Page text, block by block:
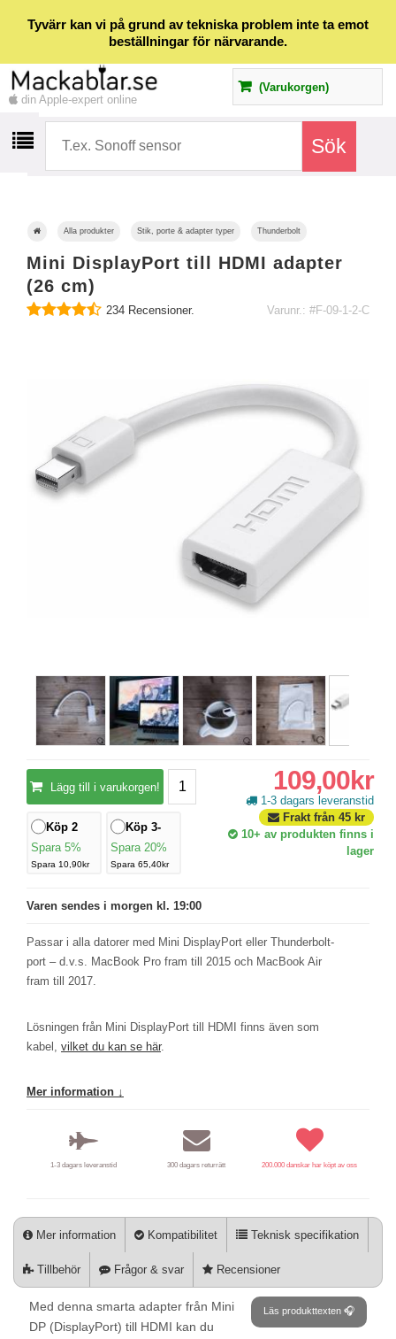
Tyvärr kan vi på grund av tekniska problem inte ta emot
beställningar för närvarande.
din Apple-expert online
(Varukorgen)
Alla produkter Stik, porte & adapter typer Thunderbolt
Mini DisplayPort till HDMI adapter
(26 cm)
234 Recensioner. Varunr.: #F-09-1-2-C
Lägg till i varukorgen!
Köp 2
Spara 5%
Spara 10,90kr
Köp 3-
Spara 20%
Spara 65,40kr
109,00kr
1-3 dagars leveranstid
Frakt från 45kr
10+ av produkten finns i
lager
Varen sendes i morgen kl. 19:00
Passar i alla datorer med Mini DisplayPort eller Thunderbolt-
port – d.v.s. MacBook Pro fram till 2015 och MacBook Air
fram till 2017.
Lösningen från Mini DisplayPort till HDMI finns även som
kabel, vilket du kan se här.
Mer information ↓
1-3 dagars leveranstid 300 dagars returrätt 200.000 danskar har köpt av oss
Mer information Kompatibilitet Teknisk specifikation
Tillbehör Frågor & svar Recensioner
Läs produkttexten 🎧
Med denna smarta adapter från Mini
DP (DisplayPort) till HDMI kan du